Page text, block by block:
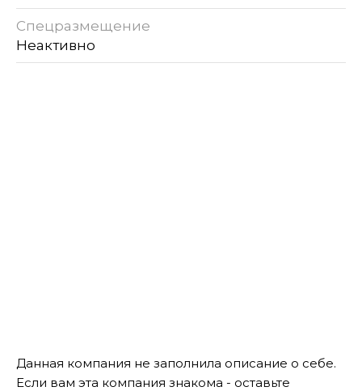
Спецразмещение
Неактивно
Данная компания не заполнила описание о себе.
Если вам эта компания знакома - оставьте